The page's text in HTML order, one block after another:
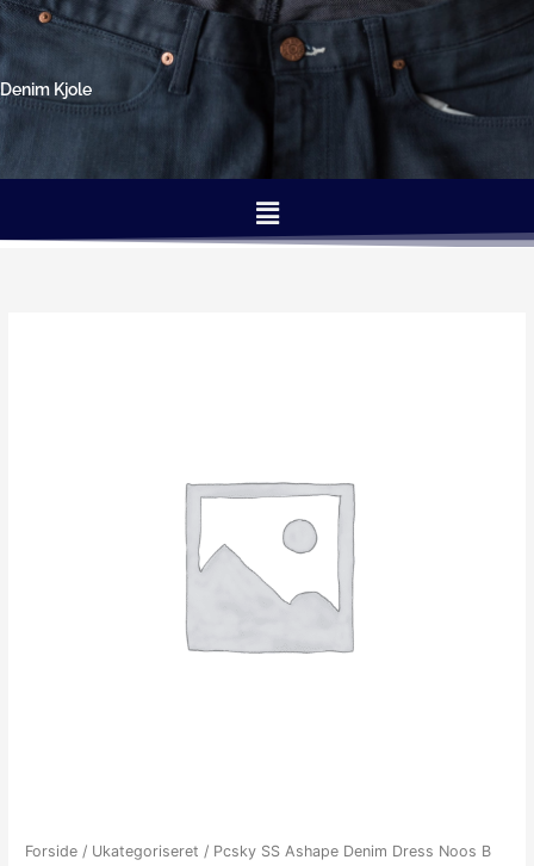
Gå
til
indholdet
Denim Kjole
Menu
Forside / Ukategoriseret / Pcsky SS Ashape Denim Dress Noos B